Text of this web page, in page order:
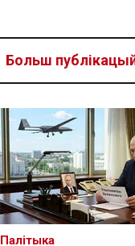
Больш
Палітыка